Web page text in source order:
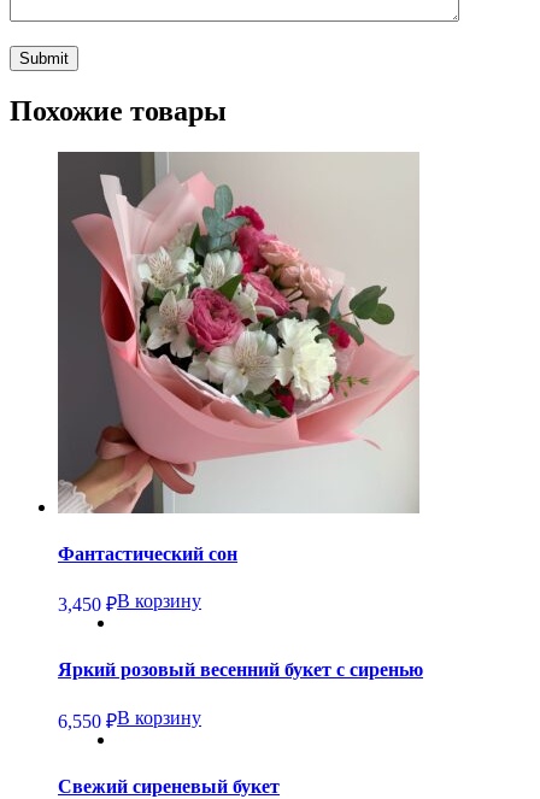
Похожие товары
Фантастический сон
3,450 ₽В корзину
Яркий розовый весенний букет с сиренью
6,550 ₽В корзину
Свежий сиреневый букет